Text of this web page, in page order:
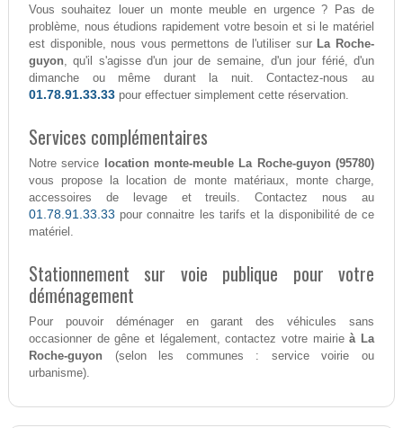
Vous souhaitez louer un monte meuble en urgence ? Pas de
problème, nous étudions rapidement votre besoin et si le matériel
est disponible, nous vous permettons de l'utiliser sur La Roche-
guyon, qu'il s'agisse d'un jour de semaine, d'un jour férié, d'un
dimanche ou même durant la nuit. Contactez-nous au
01.78.91.33.33 pour effectuer simplement cette réservation.
Services complémentaires
Notre service
location monte-meuble La Roche-guyon (95780)
vous propose la location de monte matériaux, monte charge,
accessoires de levage et treuils. Contactez nous au
01.78.91.33.33 pour connaitre les tarifs et la disponibilité de ce
matériel.
Stationnement sur voie publique pour votre
déménagement
Pour pouvoir déménager en garant des véhicules sans
occasionner de gêne et légalement, contactez votre mairieà La
Roche-guyon (selon les communes : service voirie ou
urbanisme).